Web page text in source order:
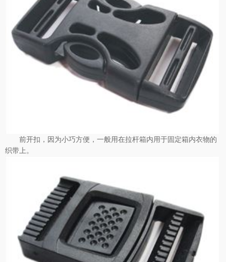
前开扣，因为小巧方便，一般用在拉杆箱内用于固定箱内衣物的
织带上。